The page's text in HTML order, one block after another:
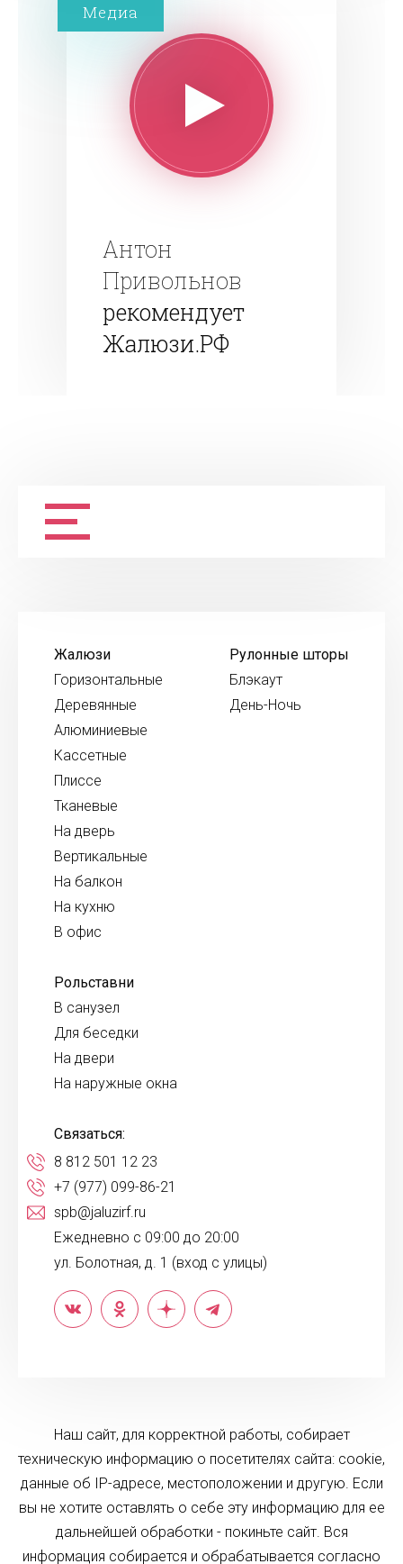
Антон
Привольнов
рекомендует
Жалюзи.РФ
Медиа
Жалюзи
Горизонтальные
Деревянные
Алюминиевые
Кассетные
Плиссе
Тканевые
На дверь
Вертикальные
На балкон
На кухню
В офис
Рулонные шторы
Блэкаут
День-Ночь
Рольставни
В санузел
Для беседки
На двери
На наружные окна
Связаться:
8 812 501 12 23
+7 (977) 099-86-21
spb@jaluzirf.ru
Ежедневно с 09:00 до 20:00
ул. Болотная, д. 1 (вход с улицы)
Наш сайт, для корректной работы, собирает
техническую информацию о посетителях сайта: cookie,
данные об IP-адресе, местоположении и другую. Если
вы не хотите оставлять о себе эту информацию для ее
дальнейшей обработки - покиньте сайт. Вся
информация собирается и обрабатывается согласно